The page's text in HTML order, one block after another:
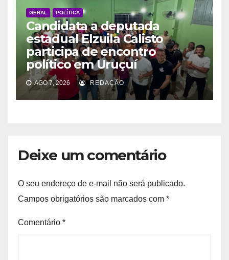
GERAL POLÍTICA
Candidata a deputada
estadual Elzuila Calisto
participa de encontro
político em Uruçuí
AGO 7, 2026 REDAÇÃO
Deixe um comentário
O seu endereço de e-mail não será publicado.
Campos obrigatórios são marcados com *
Comentário *